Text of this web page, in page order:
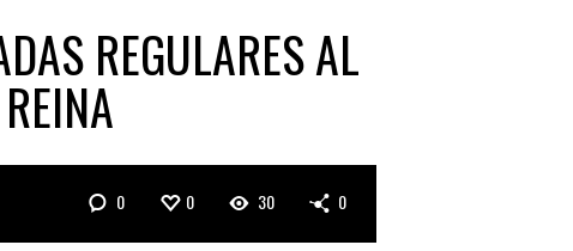
REGULARES AL
0 0 30 0